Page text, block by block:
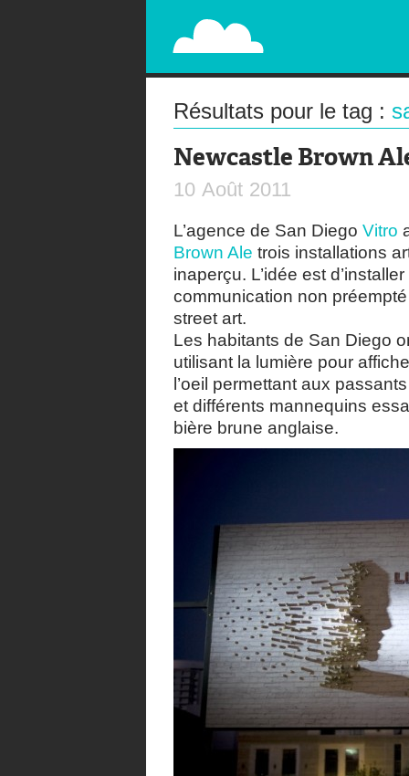
PAPERPLANE
STREET, AMBIENT, GUÉRILLA MARKETING
Résultats pour le tag :
Newcastle Brown
10 Août 2011
L’agence de San Diego Vitro
Brown Ale trois installations
inaperçu. L’idée est
communication non
street art.
Les habitants de San Diego
utilisant la lumière pour
l’oeil permettant aux
et différents mannequins
bière brune anglaise.